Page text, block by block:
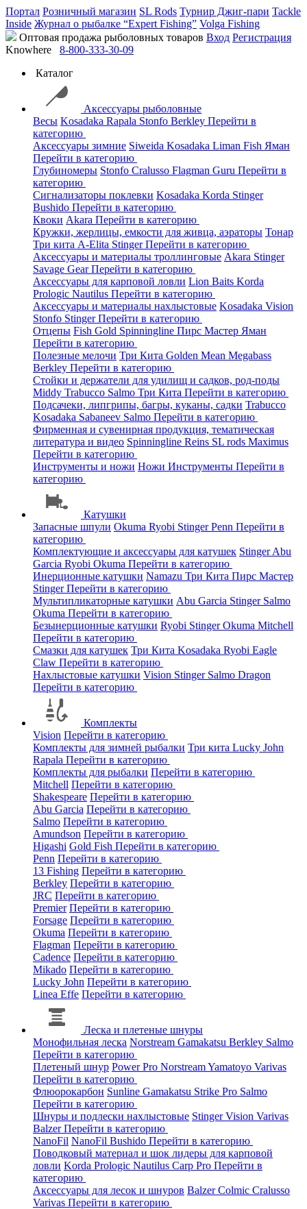
Портал Розничный магазин SL Rods Турнир Джиг-пари Tackle
Inside Журнал о рыбалке “Expert Fishing” Volga Fishing
Оптовая продажа рыболовных товаров Вход Регистрация
Knowhere
8-800-333-30-09
Каталог
Аксессуары рыболовные
Весы Kosadaka Rapala Stonfo Berkley Перейти в
категорию
Аксессуары зимние Siweida Kosadaka Liman Fish Яман
Перейти в категорию
Глубиномеры Stonfo Cralusso Flagman Guru Перейти в
категорию
Сигнализаторы поклевки Kosadaka Korda Stinger
Bushido Перейти в категорию
Квоки Akara Перейти в категорию
Кружки, жерлицы, емкости для живца, аэраторы Тонар
Три кита A-Elita StingerПерейти в категорию
Аксессуары и материалы троллинговые Akara Stinger
Savage GearПерейти в категорию
Аксессуары для карповой ловли Lion Baits Korda
Prologic Nautilus Перейти в категорию
Аксессуары и материалы нахлыстовые Kosadaka Vision
Stonfo StingerПерейти в категорию
Отцепы Fish Gold Spinningline Пирс Мастер Яман
Перейти в категорию
Полезные мелочи Три Кита Golden Mean Megabass
Berkley Перейти в категорию
Стойки и держатели для удилищ и садков, род-поды
Middy Trabucco Salmo Три Кита Перейти в категорию
Подсачеки, липгрипы, багры, куканы, садки Trabucco
Kosadaka Sabaneev Salmo Перейти в категорию
Фирменная и сувенирная продукция, тематическая
литература и видео Spinningline Reins SL rods Maximus
Перейти в категорию
Инструменты и ножи Ножи Инструменты Перейти в
категорию
Катушки
Запасные шпули Okuma Ryobi StingerPenn Перейти в
категорию
Комплектующие и аксессуары для катушек StingerAbu
Garcia Ryobi Okuma Перейти в категорию
Инерционные катушки Namazu Три Кита Пирс Мастер
StingerПерейти в категорию
Мультипликаторные катушки Abu Garcia Stinger Salmo
Okuma Перейти в категорию
Безынерционные катушки Ryobi StingerOkuma Mitchell
Перейти в категорию
Смазки для катушек Три Кита Kosadaka Ryobi Eagle
Claw Перейти в категорию
Нахлыстовые катушки Vision Stinger Salmo Dragon
Перейти в категорию
Комплекты
Vision Перейти в категорию
Комплекты для зимней рыбалки Три кита Lucky John
Rapala Перейти в категорию
Комплекты для рыбалки Перейти в категорию
Mitchell Перейти в категорию
Shakespeare Перейти в категорию
Abu Garcia Перейти в категорию
Salmo Перейти в категорию
Amundson Перейти в категорию
Higashi Gold Fish Перейти в категорию
Penn Перейти в категорию
13 Fishing Перейти в категорию
Berkley Перейти в категорию
JRC Перейти в категорию
Premier Перейти в категорию
Forsage Перейти в категорию
Okuma Перейти в категорию
Flagman Перейти в категорию
Cadence Перейти в категорию
Mikado Перейти в категорию
Lucky John Перейти в категорию
Linea Effe Перейти в категорию
Леска и плетеные шнуры
Монофильная леска Norstream Gamakatsu Berkley Salmo
Перейти в категорию
Плетеный шнур Power Pro NorstreamYamatoyo Varivas
Перейти в категорию
Флюорокарбон Sunline Gamakatsu Strike Pro Salmo
Перейти в категорию
Шнуры и подлески нахлыстовые StingerVision Varivas
BalzerПерейти в категорию
NanoFil NanoFil Bushido Перейти в категорию
Поводковый материал и шок лидеры для карповой
ловли Korda Prologic Nautilus Carp Pro Перейти в
категорию
Аксессуары для лесок и шнуров BalzerColmic Cralusso
Varivas Перейти в категорию